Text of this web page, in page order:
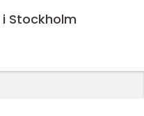
Stockholm